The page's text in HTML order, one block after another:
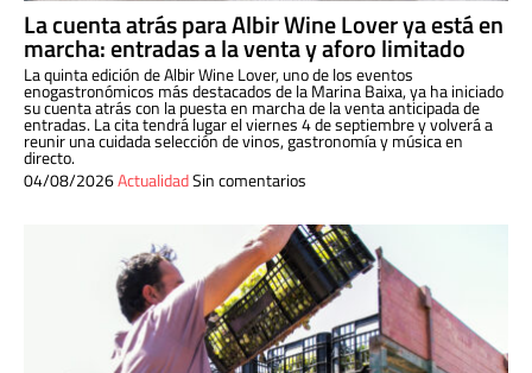
La cuenta atrás para Albir Wine Lover ya está en
marcha: entradas a la venta y aforo limitado
La quinta edición de Albir Wine Lover, uno de los eventos
enogastronómicos más destacados de la Marina Baixa, ya ha iniciado
su cuenta atrás con la puesta en marcha de la venta anticipada de
entradas. La cita tendrá lugar el viernes 4 de septiembre y volverá a
reunir una cuidada selección de vinos, gastronomía y música en
directo.
04/08/2026ActualidadSin comentarios